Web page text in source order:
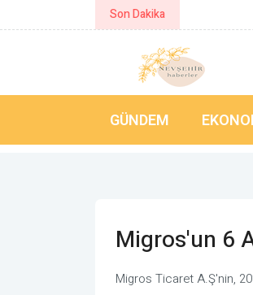
Son Dakika Başkan
GÜNDEM
Migros'un 6
Migros Ticaret A.Ş'nin,